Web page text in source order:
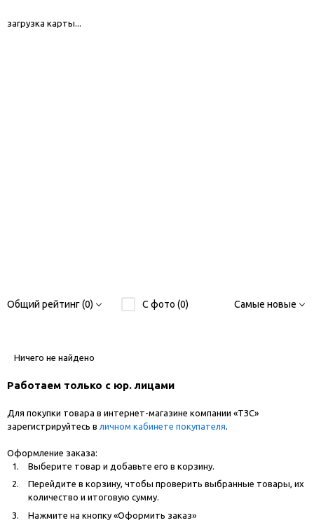
загрузка карты...
Общий рейтинг (0) С фото (0) Самые новые
Ничего не найдено
Работаем только с юр. лицами
Для покупки товара в интернет-магазине компании «ТЗС»
зарегистрируйтесь в личном кабинете покупателя
Оформление заказа:
Выберите товар и добавьте его в корзину.
Перейдите в корзину, чтобы проверить выбранные товары, их
количество и итоговую сумму.
Нажмите на кнопку «Оформить заказ»